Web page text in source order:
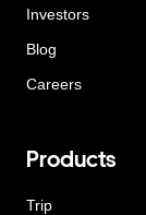
Investors
Blog
Careers
Products
Trip